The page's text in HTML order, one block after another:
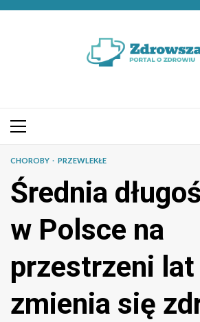
Przejdź
Menu
CHOROBY PRZEWLEKŁE
Średnia
w Polsce na
przestrzeni
zmienia się